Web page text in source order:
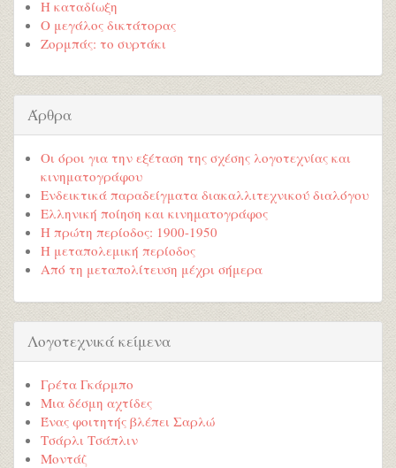
Η καταδίωξη
Ο μεγάλος δικτάτορας
Ζορμπάς: το συρτάκι
Άρθρα
Οι όροι για την εξέταση της σχέσης λογοτεχνίας και
κινηματογράφου
Ενδεικτικά παραδείγματα διακαλλιτεχνικού διαλόγου
Ελληνική ποίηση και κινηματογράφος
Η πρώτη περίοδος: 1900-1950
Η μεταπολεμική περίοδος
Από τη μεταπολίτευση μέχρι σήμερα
Λογοτεχνικά κείμενα
Γρέτα Γκάρμπο
Μια δέσμη αχτίδες
Ένας φοιτητής βλέπει Σαρλώ
Τσάρλι Τσάπλιν
Μοντάζ